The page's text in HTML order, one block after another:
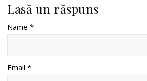
Lasă un răspuns
Name *
Email *